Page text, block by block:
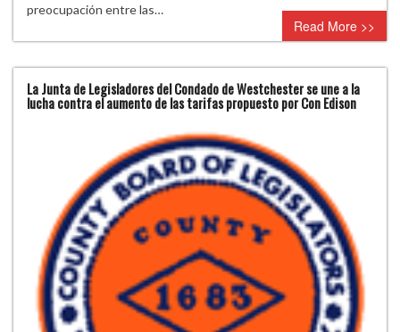
preocupación entre las…
Read More >>
La Junta de Legisladores del Condado de Westchester se une a la
lucha contra el aumento de las tarifas propuesto por Con Edison